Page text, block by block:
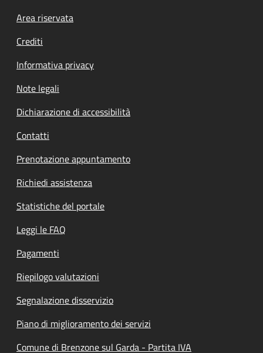
Footer menu
Area riservata
Crediti
Informativa privacy
Note legali
Dichiarazione di accessibilità
Contatti
Prenotazione appuntamento
Richiedi assistenza
Statistiche del portale
Leggi le FAQ
Pagamenti
Riepilogo valutazioni
Segnalazione disservizio
Piano di miglioramento dei servizi
Comune di Brenzone sul Garda - Partita IVA